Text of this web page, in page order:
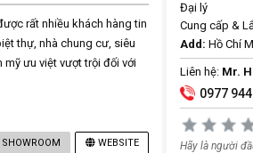
rất nhiều khách hàng tin
thự, nhà chung cư, siêu
mỹ ưu việt vượt trội đối với
SHOWROOM WEBSITE
Đại lý
Cung cấp &
Add: Hồ Chí
Liên hệ: Mr.
0977
Hãy là người